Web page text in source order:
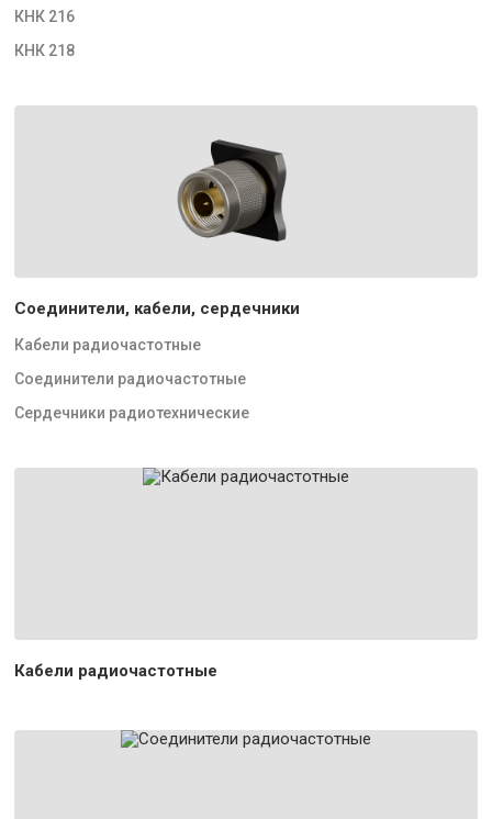
КНК 216
КНК 218
Соединители, кабели, сердечники
Кабели радиочастотные
Соединители радиочастотные
Сердечники радиотехнические
Кабели радиочастотные